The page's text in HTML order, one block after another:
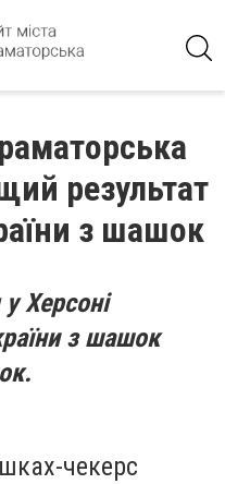
результат
з шашок
Херсоні
з шашок
чекерс